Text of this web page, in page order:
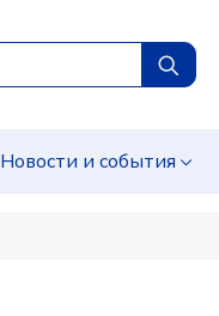
Новости и события